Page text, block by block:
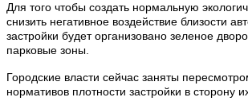
Для того чтобы создать нормальную
снизить негативное воздействие близости
застройки будет организовано зеленое
парковые зоны.
Городские власти сейчас заняты
нормативов плотности застройки в сторону